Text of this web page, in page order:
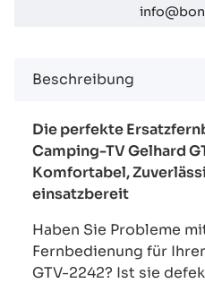
Beschreibung
Die perfekte
Camping-TV Gelhard
Komfortabel,
einsatzbereit
Haben Sie Probleme
Fernbedienung für
GTV-2242? Ist sie